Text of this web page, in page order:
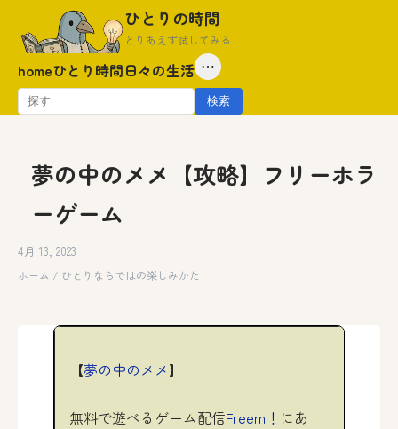
content
ひとりの時間
とりあえず試してみる
homeひとり時間日々の生活 ⋯
検
検索
夢の中のメメ【攻略】フリーホラ
ーゲーム
4月 13, 2023
ホーム / ひとりならではの楽しみかた
【夢の中のメメ】
無料で遊べるゲーム配信Freem！ にあ